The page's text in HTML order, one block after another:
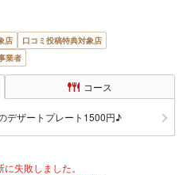
店
口コミ投稿特典対象店
業者
コース
デザートプレート1500円♪
失敗しました。